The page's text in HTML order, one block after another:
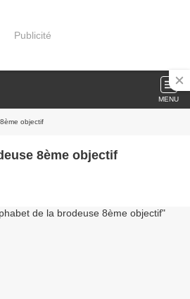
Publicité
MENU
objectif
8ème objectif